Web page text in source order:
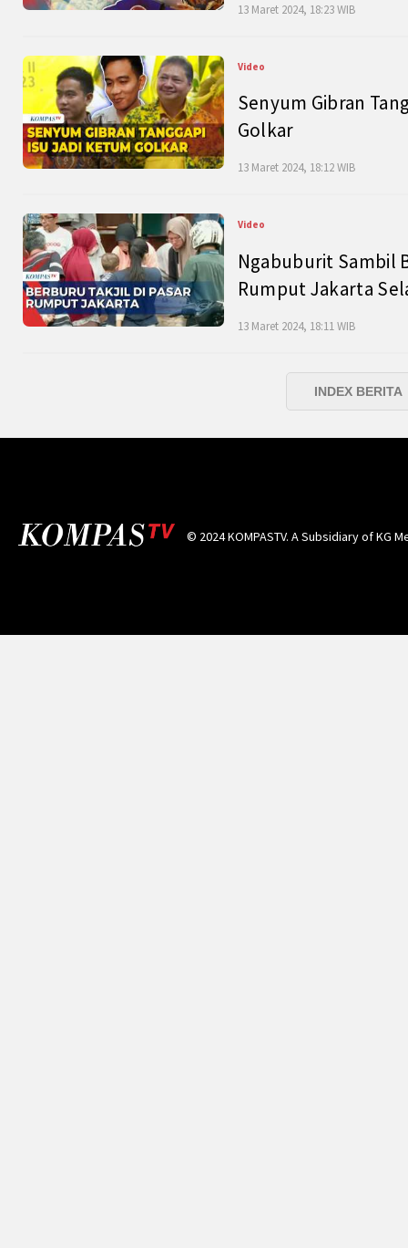
13 Maret 2024, 18:23 WIB
Video
Senyum Gibran
Golkar
13 Maret 2024, 18:12 WIB
Video
Ngabuburit Sambil
Rumput Jakarta
13 Maret 2024, 18:11 WIB
INDEX BERITA
© 2024 KOMPASTV. A Subsidiary ofKG